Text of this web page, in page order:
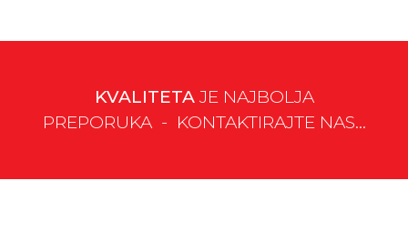
KVALITETAJE NAJBOLJA
PREPORUKA - KONTAKTIRAJTE NAS...